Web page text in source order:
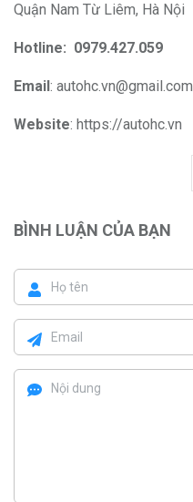
Quận Nam Từ Liêm, Hà Nội
Hotline: 0979.427.059
Email : autohc.vn@gmail.com
Website: https://autohc.vn
BÌNH LUẬN CỦA BẠN